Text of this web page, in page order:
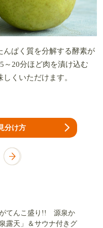
んぱく質を分解する酵素が
～20分ほど肉を漬け込む
くいただけます。
分け方
がてんこ盛り!! 源泉か
露天」＆サウナ付きグ